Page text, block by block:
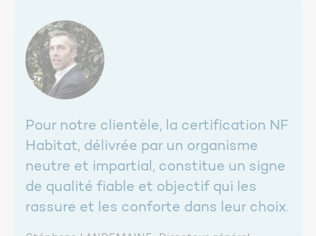
Pour notre clientèle, la certification NF
Habitat, délivrée par un organisme
neutre et impartial, constitue un signe
de qualité fiable et objectif qui les
rassure et les conforte dans leur choix.